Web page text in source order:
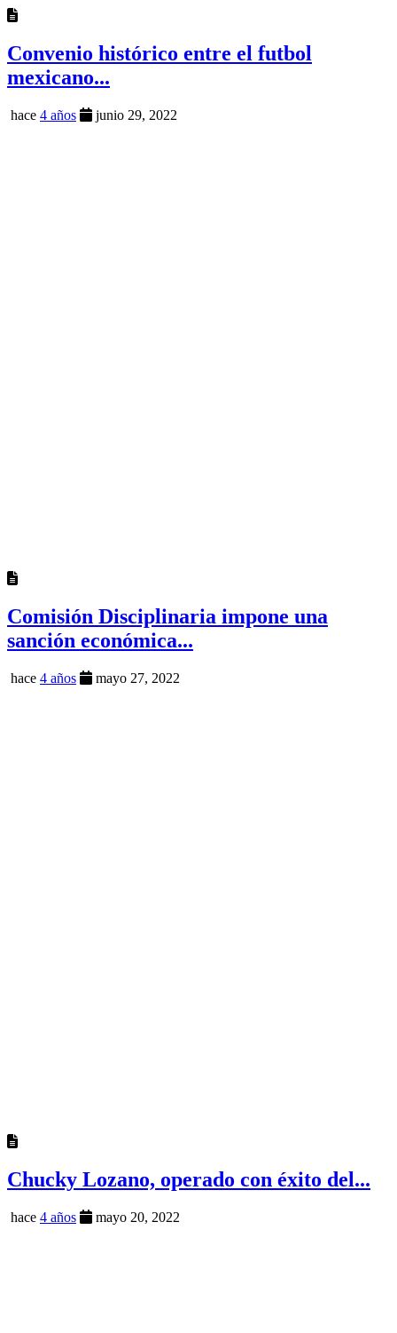
Convenio histórico entre el futbol
mexicano...
hace 4 años junio 29, 2022
Comisión Disciplinaria impone una
sanción económica...
hace 4 años mayo 27, 2022
Chucky Lozano, operado con éxito del...
hace 4 años mayo 20, 2022